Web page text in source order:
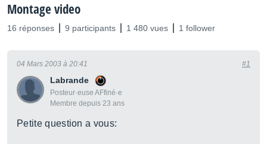
Montage video
16 réponses 9 participants 1 480 vues 1 follower
Labrande
Posteur·euse AFfiné·e
Membre depuis 23 ans
04 Mars 2003 à 20:41 #1
Petite question a vous: